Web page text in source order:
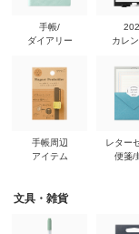
手帳/
ダイアリー
手帳周辺
アイテム
カレ
レター
便箋/
文具・雑貨